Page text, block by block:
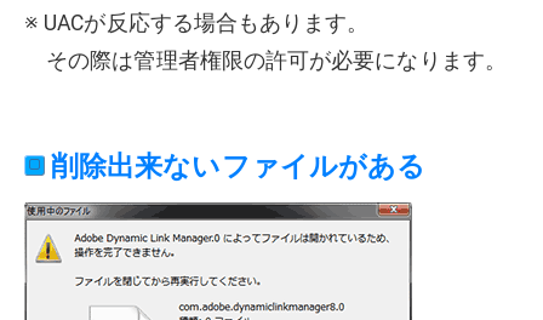
※ UACが反応する場合もあります。
その際は管理者権限の許可が必要になります。
削除出来ないファイルがある